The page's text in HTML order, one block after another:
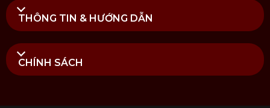
Alegre Cannaregio 2 món chính hãng, đảm bảo
nguồn gốc rõ ràng và tiêu chuẩn chất lượng từ
chi tiết về sản phẩm, cách sử dụng và bảo quản, cùng
dịch vụ hậu mãi chuyên nghiệp để an tâm hoàn
thiện không gian bàn trà tinh tế, đậm chất châu Âu.
THÔNG TIN & HƯỚNG DẪN
CHÍNH SÁCH